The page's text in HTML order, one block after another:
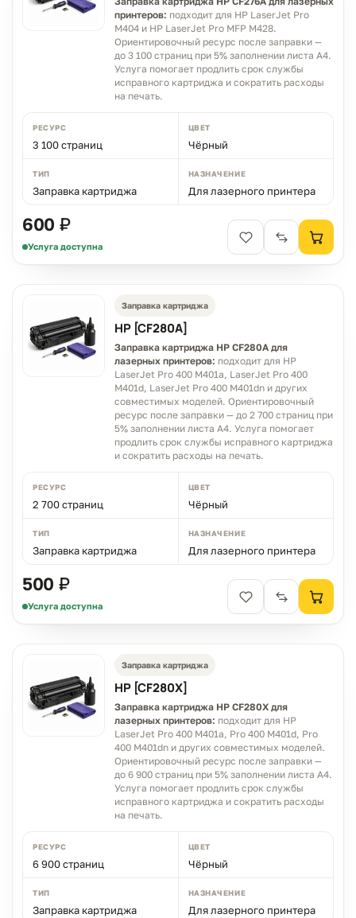
принтеров: подходит для HP LaserJet Pro
M404 и HP LaserJet Pro MFP M428.
Ориентировочный ресурс после заправки —
до 3 100 страниц при 5% заполнении листа A4.
Услуга помогает продлить срок службы
исправного картриджа и сократить расходы
на печать.
РЕСУРС
3 100 страниц
ЦВЕТ
Чёрный
ТИП
Заправка картриджа
НАЗНАЧЕНИЕ
Для лазерного принтера
600 ₽
Услуга доступна
Заправка картриджа
HP [CF280A]
Заправка картриджа HP CF280A для
лазерных принтеров: подходит для HP
LaserJet Pro 400 M401a, LaserJet Pro 400
M401d, LaserJet Pro 400 M401dn и других
совместимых моделей. Ориентировочный
ресурс после заправки — до 2 700 страниц при
5% заполнении листа A4. Услуга помогает
продлить срок службы исправного картриджа
и сократить расходы на печать.
РЕСУРС
2 700 страниц
ЦВЕТ
Чёрный
ТИП
Заправка картриджа
НАЗНАЧЕНИЕ
Для лазерного принтера
500 ₽
Услуга доступна
Заправка картриджа
HP [CF280X]
Заправка картриджа HP CF280X для
лазерных принтеров: подходит для HP
LaserJet Pro 400 M401a, Pro 400 M401d, Pro
400 M401dn и других совместимых моделей.
Ориентировочный ресурс после заправки —
до 6 900 страниц при 5% заполнении листа A4.
Услуга помогает продлить срок службы
исправного картриджа и сократить расходы
на печать.
РЕСУРС
6 900 страниц
ЦВЕТ
Чёрный
ТИП
Заправка картриджа
НАЗНАЧЕНИЕ
Для лазерного принтера